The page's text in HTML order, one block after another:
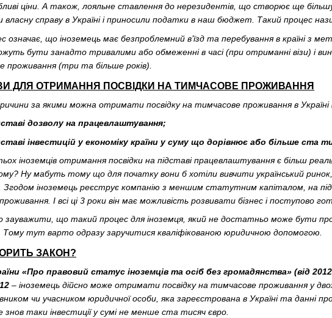
ціни. А також, лояльне ставлення до нерезидентів, що створює ще
власну справу в Україні і приносили податки в наш бюджет. Такий процес
означає, що іноземець має безпроблемний в’їзд та перебування в країні з
бути занадто тривалими або обмеженні в часі (при отриманні візи) і
проживання (три та більше років).
ДЛЯ ОТРИМАННЯ ПОСВІДКИ НА ТИМЧАСОВЕ ПРОЖИВАННЯ
за якими можна отримати посвідку на тимчасове проживання в Україні
дозволу на працевлаштування;
інвестицій у економіку країни у суму що дорівнює або більше ста
іноземців отримання посвідки на підставі працевлаштування є більш
Ну мабуть тому що для початку вони б хотіли вивчити український
Згодом іноземець реєструє компанію з меншим статутним капіталом, на
І всі ці 3 роки він має можливість розвивати бізнес і поступово
зауважити, що такий процес для іноземця, який не достатньо може бути
Тому тут варто одразу заручитися кваліфікованою юридичною допомогою.
ЗАКОН?
«Про правовий статус іноземців та осіб без громадянства» (від
– іноземець дійсно може отримати посвідку на тимчасове проживання у
чи учасником юридичної особи, яка зареєстрована в Україні та данні
знов таки інвестиції у сумі не менше ста тисяч євро.